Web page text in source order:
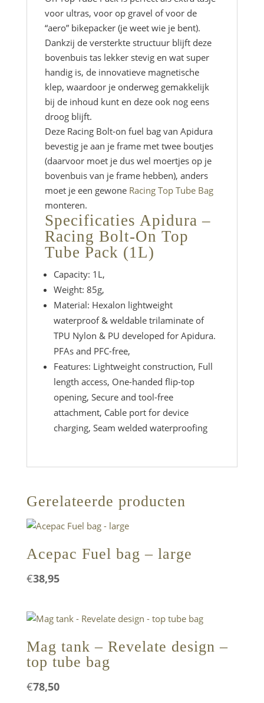
voor ultras, voor op gravel of voor de
“aero” bikepacker (je weet wie je bent).
Dankzij de versterkte structuur blijft deze
bovenbuis tas lekker stevig en wat super
handig is, de innovatieve magnetische
klep, waardoor je onderweg gemakkelijk
bij de inhoud kunt en deze ook nog eens
droog blijft.
Deze Racing Bolt-on fuel bag van Apidura
bevestig je aan je frame met twee boutjes
(daarvoor moet je dus wel moertjes op je
bovenbuis van je frame hebben), anders
moet je een gewone Racing Top Tube Bag
monteren.
Specificaties Apidura –
Racing Bolt-On Top
Tube Pack (1L)
Capacity: 1L,
Weight: 85g,
Material: Hexalon lightweight
waterproof & weldable trilaminate of
TPU Nylon & PU developed for Apidura.
PFAs and PFC-free,
Features: Lightweight construction, Full
length access, One-handed flip-top
opening, Secure and tool-free
attachment, Cable port for device
charging, Seam welded waterproofing
Gerelateerde producten
Acepac Fuel bag – large
€38,95
Mag tank – Revelate design –
top tube bag
€78,50